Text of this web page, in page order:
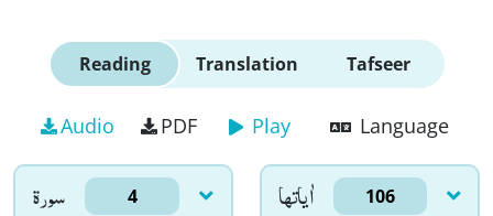
Reading Translation Tafseer
Audio PDF Play Language
سورۃ 4 اٰياتها 106